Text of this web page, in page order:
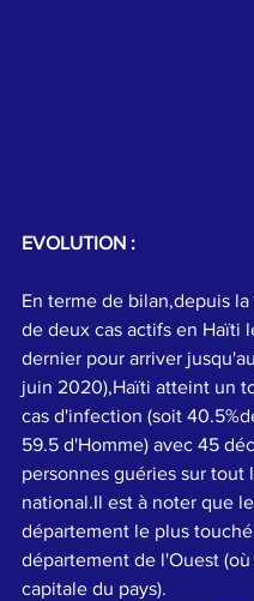
EVOLUTION :
En terme de bilan,depuis
de deux cas actifs en Haïti
dernier pour arriver
juin 2020),Haïti atteint un
cas d'infection (soit
59.5 d'Homme) avec 45
personnes guéries sur tout
national.Il est à noter que le
département le plus
département de l'Ouest
capitale du pays).